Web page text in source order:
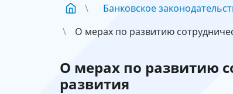
Банковское
О мерах по развитию
О мерах по развитию
развития